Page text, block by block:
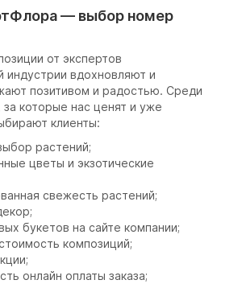
— выбор номер
от экспертов
индустрии вдохновляют и
позитивом и радостью. Среди
за которые нас ценят и уже
клиенты:
растений;
цветы и экзотические
свежесть растений;
букетов на сайте компании;
композиций;
онлайн оплаты заказа;